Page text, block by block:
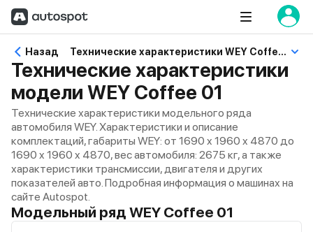
Назад Технические характеристики WEY Coffee 01
Технические характеристики
модели WEY Coffee 01
Технические характеристики модельного ряда
автомобиля WEY. Характеристики и описание
комплектаций, габариты WEY: от 1690 x 1960 x 4870 до
1690 x 1960 x 4870, вес автомобиля: 2675 кг, а также
характеристики трансмиссии, двигателя и других
показателей авто. Подробная информация о машинах на
сайте Autospot.
Модельный ряд WEY Coffee 01